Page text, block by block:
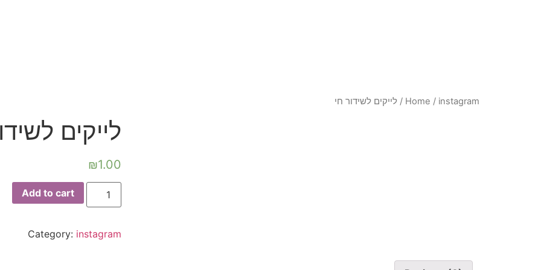
Home / instagram / לייקים לשידור חי
לייקים
₪1.00
Add to cart
Category: instagram